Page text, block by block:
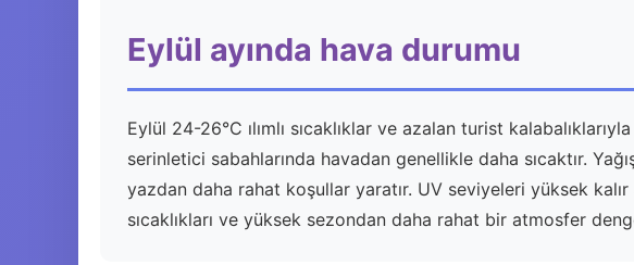
Eylül ayında hava durumu
Eylül 24-26°C ılımlı sıcaklıklar ve azalan turist
serinletici sabahlarında havadan genellikle daha sıcaktır.
yazdan daha rahat koşullar yaratır. UV seviyeleri yüksek
sıcaklıkları ve yüksek sezondan daha rahat bir atmosfer